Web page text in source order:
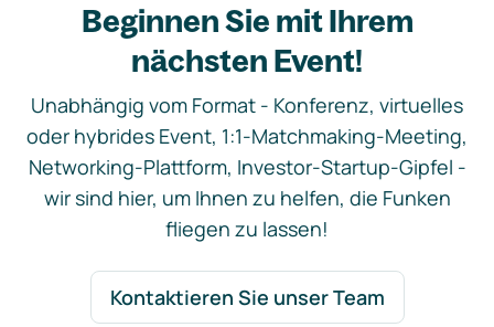
Beginnen Sie mit Ihrem
nächsten Event!
Unabhängig vom Format - Konferenz, virtuelles
oder hybrides Event, 1:1-Matchmaking-Meeting,
Networking-Plattform, Investor-Startup-Gipfel -
wir sind hier, um Ihnen zu helfen, die Funken
fliegen zu lassen!
Kontaktieren Sie unser Team